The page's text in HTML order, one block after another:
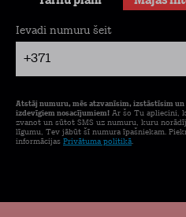
+371
Ievadi numuru šeit
Atstāj numuru, mēs atzvanīsim, izstāstīsim
izdevīgiem nosacījumiem! Ar šo Tu apliecini,
zvanot un sūtot SMS uz numuru, kuru
līgumu, Tev jābūt šī numura īpašniekam.
informācijas Privātuma politikā.